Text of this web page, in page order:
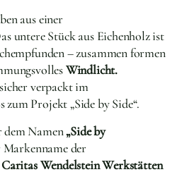
aus einer
untere Stück aus Eichenholz ist
– zusammen formen
Windlicht.
verpackt im
Projekt „Side by Side“.
dem Namen„Side by
der
Caritas Wendelstein Werkstätten